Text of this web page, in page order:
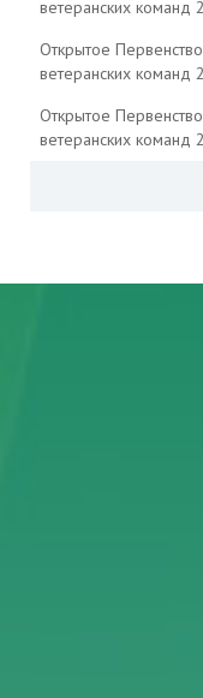
ветеранских команд
Открытое
ветеранских команд
Открытое
ветеранских команд